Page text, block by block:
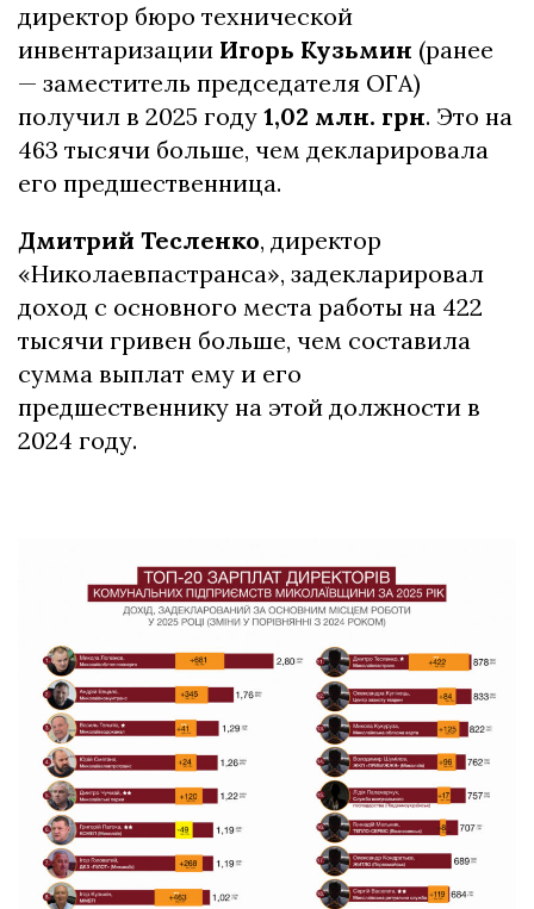
директор бюро технической
инвентаризации Игорь Кузьмин (ранее
— заместитель председателя ОГА)
получил в 2025 году 1,02 млн. грн. Это на
463 тысячи больше, чем декларировала
его предшественница.
Дмитрий Тесленко, директор
«Николаевпастранса», задекларировал
доход с основного места работы на 422
тысячи гривен больше, чем составила
сумма выплат ему и его
предшественнику на этой должности в
2024 году.